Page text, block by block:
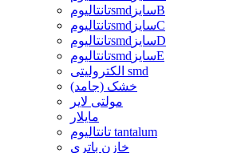
تانتالیومsmdسایزB
تانتالیومsmdسایزC
تانتالیومsmdسایزD
تانتالیومsmdسایزE
الکترولیتی smd
خشک (جامد)
مولتی لایر
مایلار
تانتالیوم tantalum
خازن باتری